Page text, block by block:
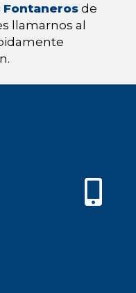
Fontaneros de
llamarnos al